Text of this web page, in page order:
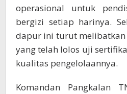
operasional untuk
bergizi setiap harinya.
dapur ini turut melibatkan
yang telah lolos uji
kualitas pengelolaannya.
Komandan Pangkalan